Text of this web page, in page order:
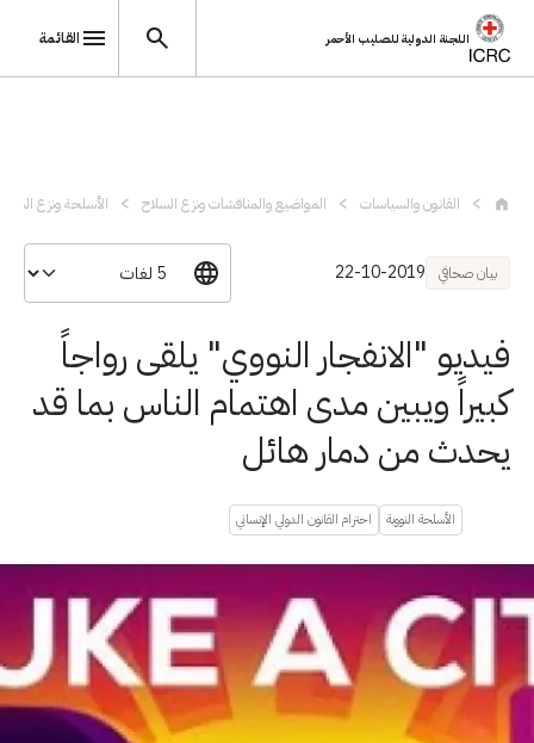
اللجنة الدولية للصليب الأحمر القائمة
القانون والسياسات المواضيع والمناقشات ونزع السلاح الأسلحة ونزع
بيان صحافي 22-10-2019
فيديو "الانفجار النووي" يلقى رواجاً
كبيراً ويبين مدى اهتمام الناس بما قد
يحدث من دمار هائل
الأسلحة النووية احترام القانون الدولي الإنساني